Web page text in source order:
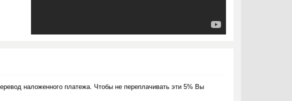
наложенного платежа. Чтобы не переплачивать эти 5% Вы